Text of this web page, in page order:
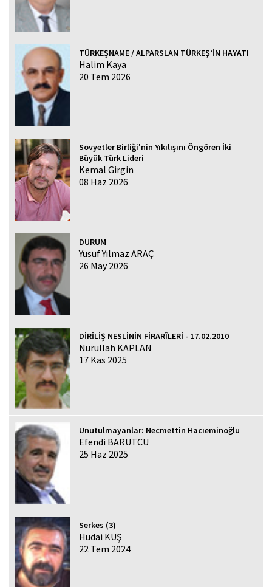
TÜRKEŞNAME / ALPARSLAN TÜRKEŞ’İN HAYATI
Halim Kaya
20 Tem 2026
Sovyetler Birliği'nin Yıkılışını Öngören İki
Büyük Türk Lideri
Kemal Girgin
08 Haz 2026
DURUM
Yusuf Yılmaz ARAÇ
26 May 2026
DİRİLİŞ NESLİNİN FİRARÎLERİ - 17.02.2010
Nurullah KAPLAN
17 Kas 2025
Unutulmayanlar: Necmettin Hacıeminoğlu
Efendi BARUTCU
25 Haz 2025
Serkes (3)
Hüdai KUŞ
22 Tem 2024